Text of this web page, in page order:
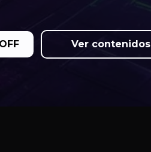
Ver contenidos